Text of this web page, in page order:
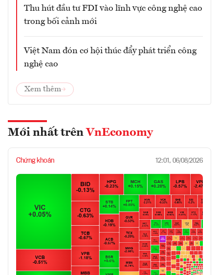
Thu hút đầu tư FDI vào lĩnh vực công nghệ cao
trong bối cảnh mới
Việt Nam đón cơ hội thúc đẩy phát triển công
nghệ cao
Xem thêm
Mới nhất trên VnEconomy
Chứng khoán 12:01, 06/08/2026